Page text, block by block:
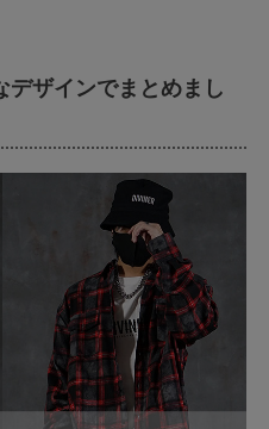
ザインでまとめまし